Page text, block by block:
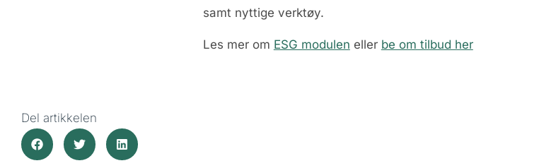
samt nyttige verktøy.
Les mer om ESG modulen eller be om tilbud her
Del artikkelen